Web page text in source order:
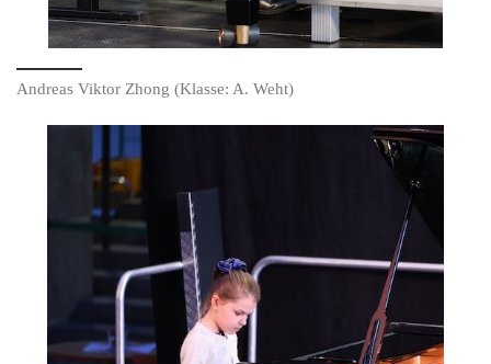
Andreas Viktor Zhong (Klasse: A. Weht)